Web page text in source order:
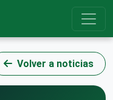
Volver a noticias